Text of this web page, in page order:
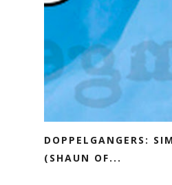
DOPPELGANGERS:
(SHAUN OF...